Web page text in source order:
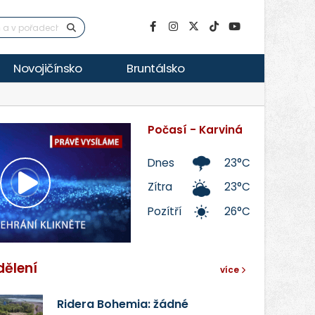
Novojičínsko Bruntálsko
Přehrát
video
Počasí - Karviná
Dnes
23°C
Zítra
23°C
Pozítří
26°C
více
Ridera Bohemia: žádné